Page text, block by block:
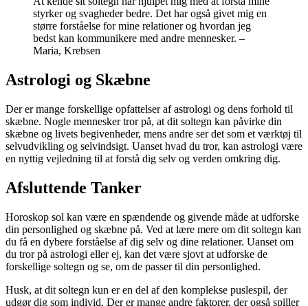
styrker og svagheder bedre. Det har også givet mig en
større forståelse for mine relationer og hvordan jeg
bedst kan kommunikere med andre mennesker. –
Maria, Krebsen
Astrologi og Skæbne
Der er mange forskellige opfattelser af astrologi og dens forhold til
skæbne. Nogle mennesker tror på, at dit soltegn kan påvirke din
skæbne og livets begivenheder, mens andre ser det som et værktøj til
selvudvikling og selvindsigt. Uanset hvad du tror, kan astrologi være
en nyttig vejledning til at forstå dig selv og verden omkring dig.
Afsluttende Tanker
Horoskop sol kan være en spændende og givende måde at udforske
din personlighed og skæbne på. Ved at lære mere om dit soltegn kan
du få en dybere forståelse af dig selv og dine relationer. Uanset om
du tror på astrologi eller ej, kan det være sjovt at udforske de
forskellige soltegn og se, om de passer til din personlighed.
Husk, at dit soltegn kun er en del af den komplekse puslespil, der
udgør dig som individ. Der er mange andre faktorer, der også spiller